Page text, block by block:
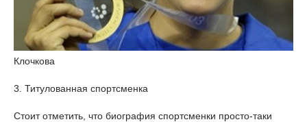
Клочкова
3. Титулованная спортсменка
Стоит отметить, что биография спортсменки просто-таки